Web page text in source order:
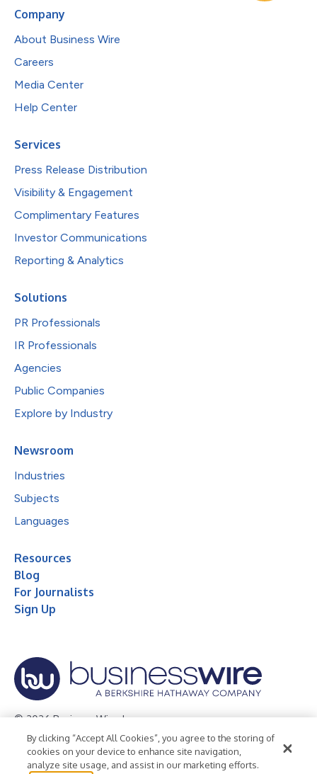
Company
About Business Wire
Careers
Media Center
Help Center
Services
Press Release Distribution
Visibility & Engagement
Complimentary Features
Investor Communications
Reporting & Analytics
Solutions
PR Professionals
IR Professionals
Agencies
Public Companies
Explore by Industry
Newsroom
Industries
Subjects
Languages
Resources
Blog
For Journalists
Sign Up
© 2026 Business Wire, Inc.
Privacy Policy Cookie Policy
Accessibility Statement
Terms of Use
Legal
By clicking “Accept All Cookies”, you agree to the storing of
cookies on your device to enhance site navigation,
analyze site usage, and assist in our marketing efforts.